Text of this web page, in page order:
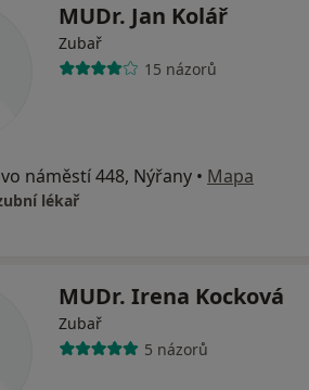
MUDr. Jan Kolář
Zubař
15 názorů
náměstí 448, Nýřany • Mapa
lékař
MUDr. Irena Kocková
Zubař
5 názorů